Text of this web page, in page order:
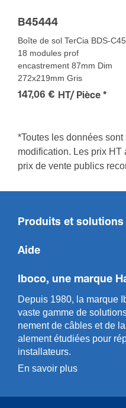
B45444
Boîte de sol TerCia BDS-C45
18 modules prof
encastrement 87mm Dim
272x219mm Gris
147,06 € HT/ Pièce *
*Toutes les données
modification. Les prix HT
prix de vente publics
Produits et solutions
Aide
Iboco, une marque
Depuis 1980, la marque
vaste gamme de
n­ement de câbles et de
a­l­ement étudiées pour
installa­teurs.
En savoir plus